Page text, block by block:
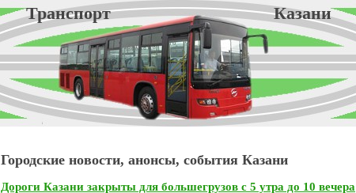
Транспорт Казани
Городские новости, анонсы, события Казани
Дороги Казани закрыты для большегрузов с 5 утра до 10 вечера